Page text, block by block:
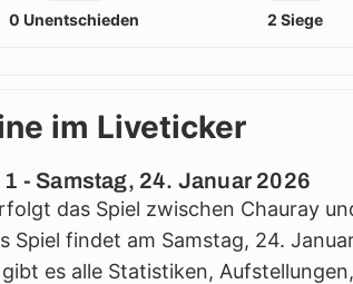
0 Unentschieden 2 Siege
im Liveticker
- Samstag, 24. Januar 2026
das Spiel zwischen Chauray
Spiel findet am Samstag, 24.
es alle Statistiken, Aufstellungen,